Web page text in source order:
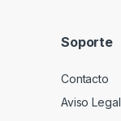
Soporte
Contacto
Aviso Legal